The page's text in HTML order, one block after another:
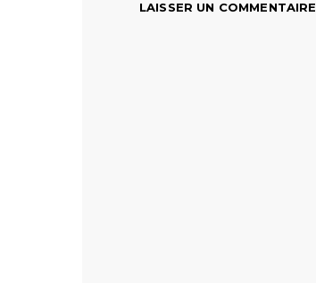
LAISSER UN COMMENTAIRE